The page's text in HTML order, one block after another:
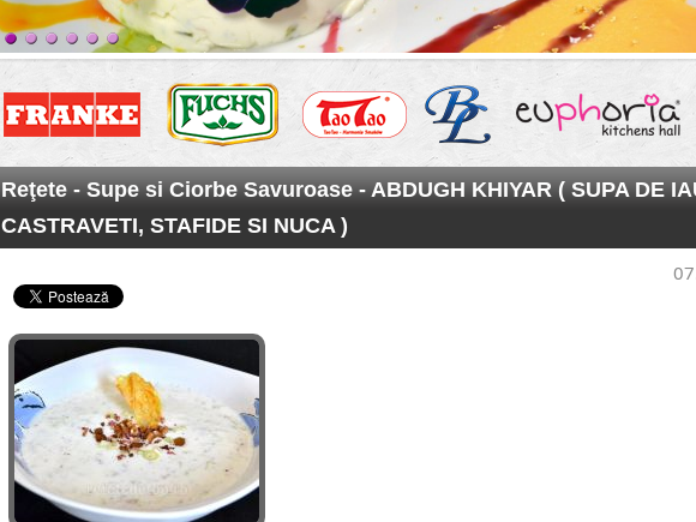
Reţete-Supe si Ciorbe Savuroase- ABDUGH KHIYAR ( SUPA DE
CASTRAVETI, STAFIDE SI NUCA )